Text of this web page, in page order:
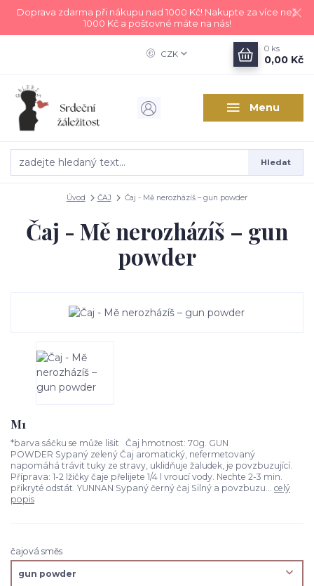
Doprava zdarma při nákupu nad 1000 Kč! Nakupte za více než
1000 Kč a poštovné máte na nás!
Menu
CZK
Hledat
0 ks
0,00 Kč
Úvod ČAJ Čaj - Mě nerozházíš – gun powder
Čaj - Mě nerozházíš – gun
powder
M1
*barva sáčku se může lišit Čaj hmotnost: 70g. GUN
POWDER Sypaný zelený Čaj aromatický, nefermetovaný
napomáhá trávit tuky ze stravy, uklidňuje žaludek, je povzbuzující.
Příprava: 1-2 lžičky čaje přelijete 1/4 l vroucí vody. Nechte 2-3 min.
přikryté odstát. YUNNAN Sypaný černý čaj Silný a povzbuzu... celý
popis
čajová směs